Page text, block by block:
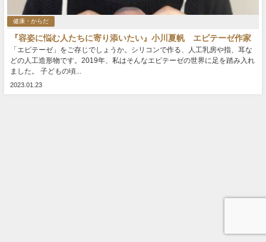
健康・からだ
『容姿に悩む人たちに寄り添いたい』小川夏帆 エピテーゼ作家
「エピテーゼ」をご存じでしょうか。シリコンで作る、人工乳房や指、耳な
どの人工造形物です。2019年、私はそんなエピテーゼの世界に足を踏み入れ
ました。 子どもの頃...
2023.01.23